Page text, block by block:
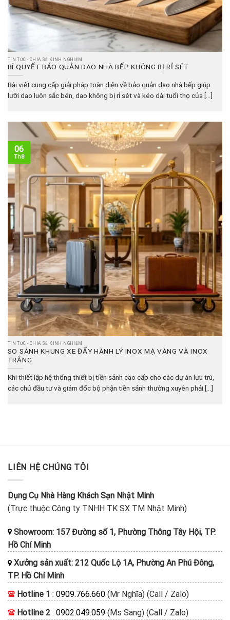
TIN TỨC - CHIA SẺ KINH NGHIỆM
BÍ QUYẾT BẢO QUẢN DAO NHÀ BẾP KHÔNG BỊ RỈ SÉT
Bài viết cung cấp giải pháp toàn diện về bảo quản dao nhà bếp giúp
lưỡi dao luôn sắc bén, dao không bị rỉ sét và kéo dài tuổi thọ của [...]
TIN TỨC - CHIA SẺ KINH NGHIỆM
SO SÁNH KHUNG XE ĐẨY HÀNH LÝ INOX MẠ VÀNG VÀ INOX
TRẮNG
Khi thiết lập hệ thống thiết bị tiền sảnh cao cấp cho các dự án lưu trú,
các chủ đầu tư và giám đốc bộ phận tiền sảnh thường xuyên phải [...]
06
Th8
LIÊN HỆ CHÚNG TÔI
Dụng Cụ Nhà Hàng Khách Sạn Nhật Minh
(Trực thuộc Công ty TNHH TK SX TM Nhật Minh)
Showroom: 157 Đường số 1, Phường Thông Tây Hội, TP.
Hồ Chí Minh
Xưởng sản xuất: 212 Quốc Lộ 1A, Phường An Phú Đông,
TP. Hồ Chí Minh
Hotline 1 : 0909.766.660 (Mr Nghĩa) (Call / Zalo)
Hotline 2 : 0902.049.059 (Ms Sang) (Call / Zalo)